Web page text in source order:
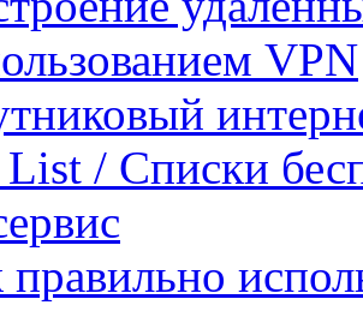
VPN
/ Списки
правильно